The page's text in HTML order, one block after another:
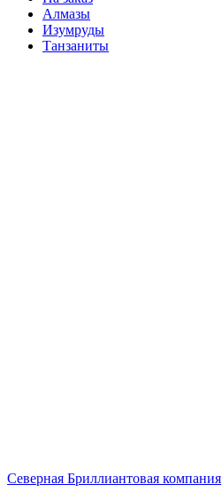
Алмазы
Изумруды
Танзаниты
Северная Бриллиантовая компания